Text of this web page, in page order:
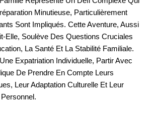
Minutieuse, Particulièrement
Sont Impliqués. Cette Aventure, Aussi
Elle, Soulève Des Questions Cruciales
La Santé Et La Stabilité Familiale.
Expatriation Individuelle, Partir Avec
De Prendre En Compte Leurs
Leur Adaptation Culturelle Et Leur